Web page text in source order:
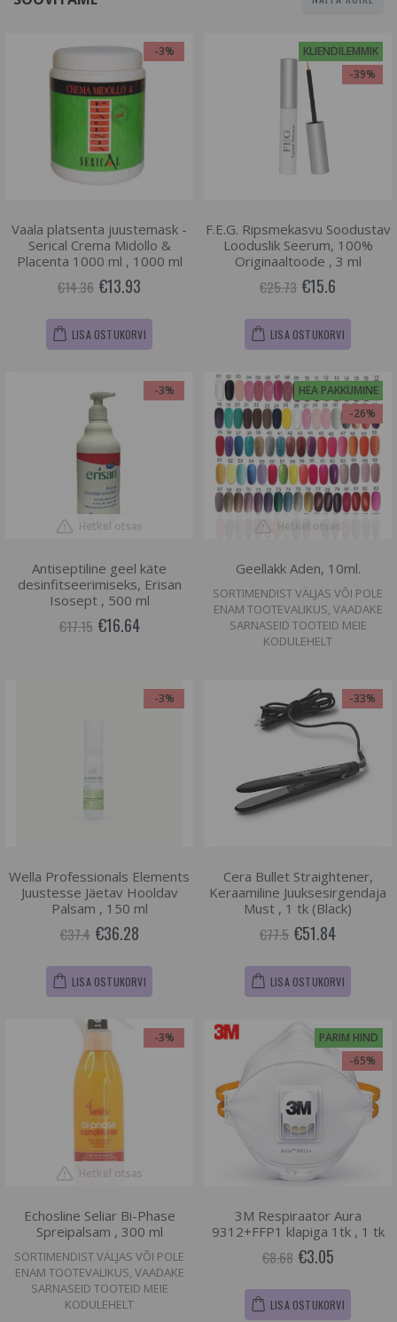
-3%
Vaala platsenta juustemask -
Serical Crema Midollo &
Placenta 1000 ml , 1000 ml
€14.36 €13.93
LISA OSTUKORVI
KLIENDILEMMIK
-39%
F.E.G. Ripsmekasvu Soodustav
Looduslik Seerum, 100%
Originaaltoode , 3 ml
€25.73 €15.6
LISA OSTUKORVI
-3%
Hetkel otsas
Antiseptiline geel käte
desinfitseerimiseks, Erisan
Isosept , 500 ml
€17.15 €16.64
HEA PAKKUMINE
-26%
Hetkel otsas
Geellakk Aden, 10ml.
SORTIMENDIST VÄLJAS VÕI POLE
ENAM TOOTEVALIKUS, VAADAKE
SARNASEID TOOTEID MEIE
KODULEHELT
-3%
Wella Professionals Elements
Juustesse Jäetav Hooldav
Palsam , 150 ml
€37.4 €36.28
LISA OSTUKORVI
-33%
Cera Bullet Straightener,
Keraamiline Juuksesirgendaja
Must , 1 tk (Black)
€77.5 €51.84
LISA OSTUKORVI
-3%
Hetkel otsas
Echosline Seliar Bi-Phase
Spreipalsam , 300 ml
SORTIMENDIST VÄLJAS VÕI POLE
ENAM TOOTEVALIKUS, VAADAKE
SARNASEID TOOTEID MEIE
KODULEHELT
PARIM HIND
-65%
3M Respiraator Aura
9312+FFP1 klapiga 1tk , 1 tk
€8.68 €3.05
LISA OSTUKORVI